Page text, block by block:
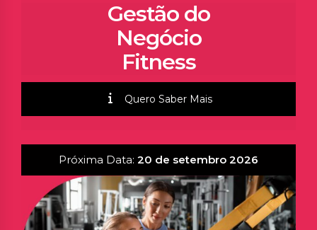
Gestão do
Negócio
Fitness
Quero Saber Mais
Próxima Data: 20 de setembro 2026